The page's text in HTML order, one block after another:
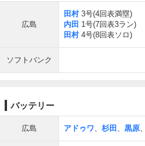
広島
田村3号(4回表満塁)
内田 1号(7回表3ラン)
田村4号(8回表ソロ)
ソフトバンク
バッテリー
広島 アドゥワ、 杉田 、 黒原、